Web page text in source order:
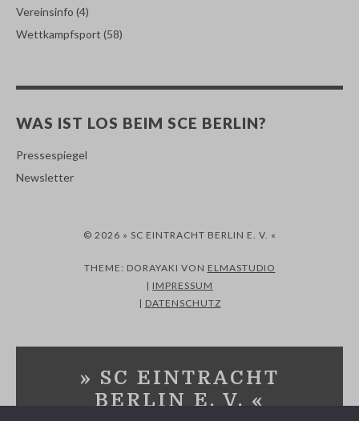
Vereinsinfo (4)
Wettkampfsport (58)
WAS IST LOS BEIM SCE BERLIN?
Pressespiegel
Newsletter
© 2026 » SC EINTRACHT BERLIN E. V. «
THEME: DORAYAKI VON ELMASTUDIO
| IMPRESSUM
| DATENSCHUTZ
» SC EINTRACHT
BERLIN E. V. «